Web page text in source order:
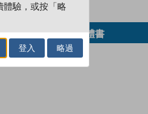
借閱實體書
體驗，或按「略
登入 略過